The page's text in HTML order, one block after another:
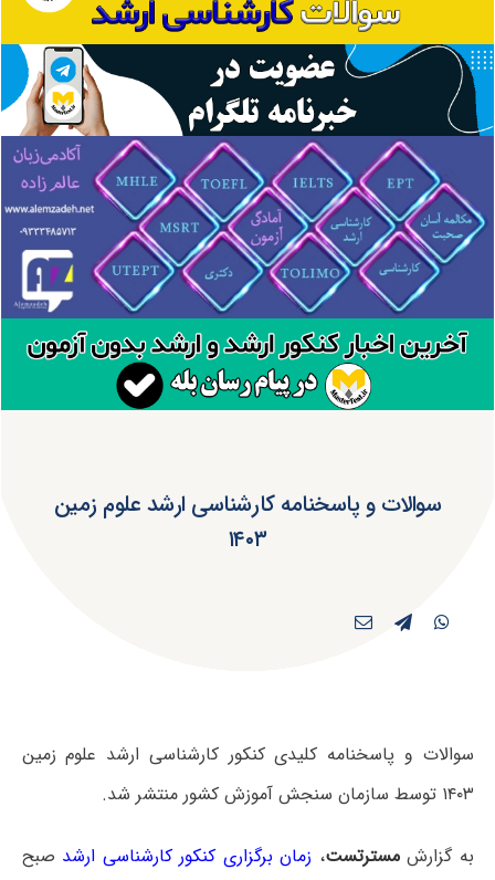
سوالات و پاسخنامه کارشناسی ارشد علوم زمین
۱۴۰۳
سوالات و پاسخنامه کلیدی کنکور کارشناسی ارشد علوم زمین
۱۴۰۳ توسط سازمان سنجش آموزش کشور منتشر شد.
به گزارشمسترتست، زمان برگزاری کنکور کارشناسی ارشد صبح